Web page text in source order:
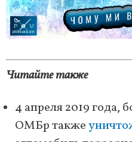
Читайте также
4 апреля 2019 года,
ОМБр также